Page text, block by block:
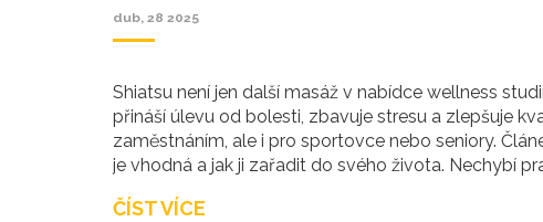
dub, 28 2025
Shiatsu není jen další masáž v nabídce wellness
přináší úlevu od bolesti, zbavuje stresu a zlepšuje
zaměstnáním, ale i pro sportovce nebo seniory.
je vhodná a jak ji zařadit do svého života. Nechybí
ČÍST VÍCE